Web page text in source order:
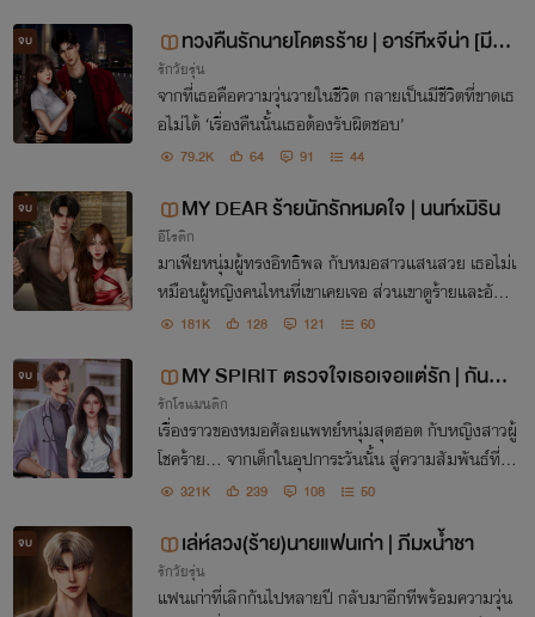
จบ
ทวงคืนรักนายโคตรร้าย | อาร์ทีxจีน่า [มี E
-Book]
รักวัยรุ่น
จากที่เธอคือความวุ่นวายในชีวิต กลายเป็นมีชีวิตที่ขาดเธ
อไม่ได้ ‘เรื่องคืนนั้นเธอต้องรับผิดชอบ’
79.2K 64 91 44
จบ MY DEAR ร้ายนักรักหมดใจ | นนท์xมิริน
อีโรติก
มาเฟียหนุ่มผู้ทรงอิทธิพล กับหมอสาวแสนสวย เธอไม่เ
หมือนผู้หญิงคนไหนที่เขาเคยเจอ ส่วนเขาดูร้ายและอันต
รายเกินไป จากที่ไม่ชอบก็ก่อเกิดเป็นความรัก ‘จากที่ไม่เ
181K 128 121 60
จบ
MY SPIRIT ตรวจใจเธอเจอแต่รัก | กันต์x
อันดา
รักโรแมนติก
เรื่องราวของหมอศัลยแพทย์หนุ่มสุดฮอต กับหญิงสาวผู้
โชคร้าย... จากเด็กในอุปการะวันนั้น สู่ความสัมพันธ์ที่เกิ
นเลยในวันนี้ / เธอต้องการความช่วยเหลือ ส่วนเขาต้อง
321K 239 108 50
จบ เล่ห์ลวง(ร้าย)นายแฟนเก่า | ภีมxน้ำชา
รักวัยรุ่น
แฟนเก่าที่เลิกกันไปหลายปี กลับมาอีกทีพร้อมความวุ่น